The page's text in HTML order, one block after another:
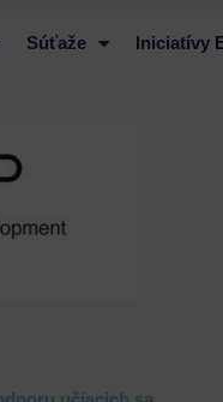
Súťaže Iniciatívy